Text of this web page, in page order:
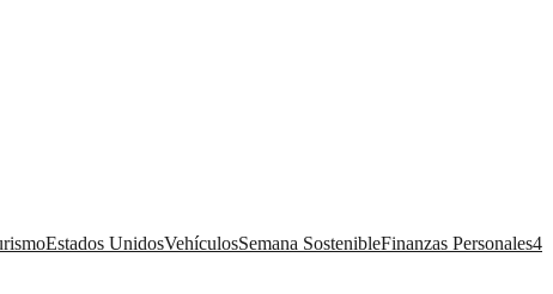
Estados UnidosVehículosSemana SostenibleFinanzas Personales4